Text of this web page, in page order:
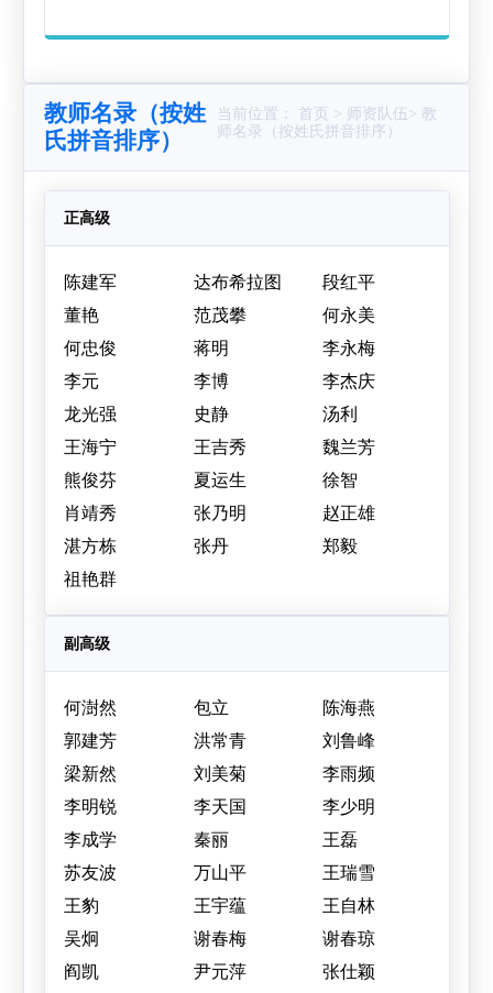
教师名录（按姓
氏拼音排序）
当前位置： 首页 > 师资队伍> 教
师名录（按姓氏拼音排序）
正高级
陈建军 达布希拉图
段红平
董艳
范茂攀
何永美
何忠俊
蒋明
李永梅
李元
李博
李杰庆
龙光强
史静
汤利
王海宁
王吉秀
魏兰芳
熊俊芬
夏运生
徐智
肖靖秀
张乃明
赵正雄
湛方栋
张丹
郑毅
祖艳群
副高级
何澍然 包立
陈海燕
郭建芳
洪常青
刘鲁峰
梁新然
刘美菊
李雨频
李明锐
李天国
李少明
李成学
秦丽
王磊
苏友波
万山平
王瑞雪
王豹
王宇蕴
王自林
吴炯
谢春梅
谢春琼
阎凯
尹元萍
张仕颖